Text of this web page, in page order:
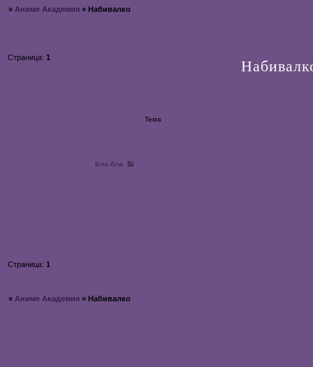
» Аниме Академия »Набивалко
Страница:1
Тема
Бла-бла Si
Страница:1
» Аниме Академия »Набивалко